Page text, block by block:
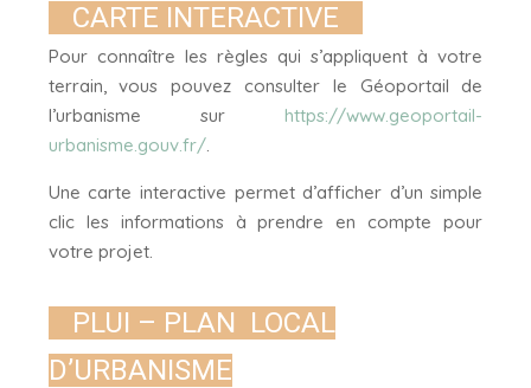
CARTE INTERACTIVE
Pour connaître les règles qui s’appliquent à votre
terrain, vous pouvez consulter le Géoportail de
l’urbanisme sur https://www.geoportail-
urbanisme.gouv.fr/.
Une carte interactive permet d’afficher d’un simple
clic les informations à prendre en compte pour
votre projet.
PLUI – PLAN LOCAL
D’URBANISME